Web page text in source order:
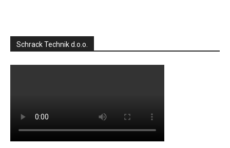
Schrack Technik d.o.o.